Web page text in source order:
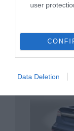
user
Data Deletion
Tesla